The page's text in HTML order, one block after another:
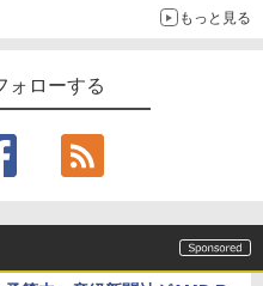
もっと見る
ォローする